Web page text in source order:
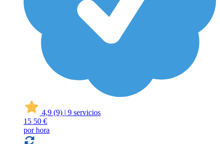
4,9 (9) | 9 servicios
15 50 €
por hora